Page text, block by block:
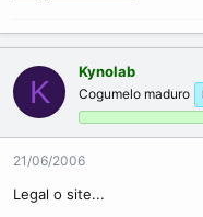
K
Kynolab
Cogumelo maduro
21/06/2006
Legal o site...